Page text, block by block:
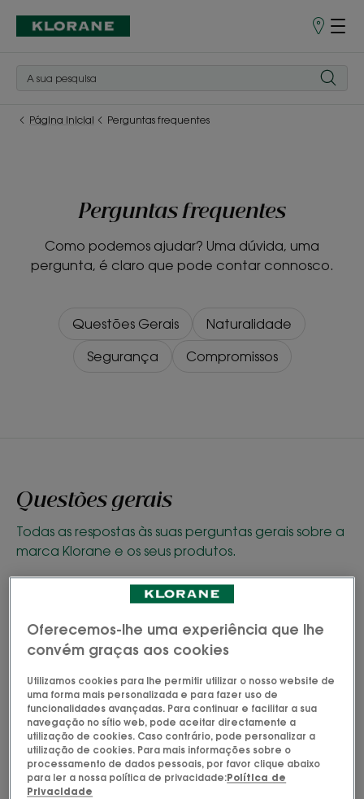
Pontos
Página inicial Perguntas frequentes
Perguntas frequentes
Como podemos ajudar? Uma dúvida, uma
pergunta, é claro que pode contar connosco.
Questões Gerais
Naturalidade
Segurança
Compromissos
Questões gerais
Todas as respostas às suas perguntas gerais sobre a
marca Klorane e os seus produtos.
produtos de beleza. Poderíamos
discutir uma parceria?
Que produtos estão disponíveis em
“tamanho de viagem”?
Posso fazer uma avaliação de
cabelo/pele?
Oferecemos-lhe uma experiência que lhe
convém graças aos cookies
Utilizamos cookies para lhe permitir utilizar o nosso website de
uma forma mais personalizada e para fazer uso de
funcionalidades avançadas. Para continuar e facilitar a sua
navegação no sítio web, pode aceitar directamente a
utilização de cookies. Caso contrário, pode personalizar a
utilização de cookies. Para mais informações sobre o
processamento de dados pessoais, por favor clique abaixo
para ler a nossa política de privacidade:Política de
Privacidade